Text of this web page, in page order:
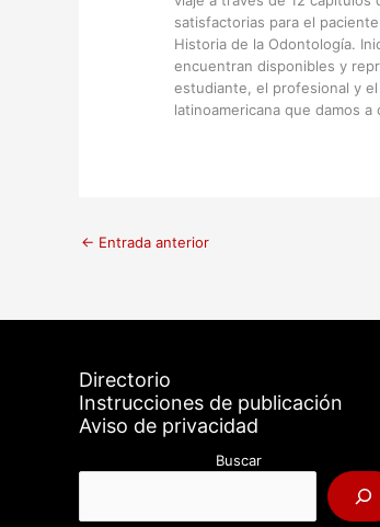
satisfactorias para el
Historia de la Odontología.
encuentran disponibles y
estudiante, el profesional y
latinoamericana que damos a
← Entrada anterior
Directorio
Instrucciones de publicación
Aviso de privacidad
Buscar